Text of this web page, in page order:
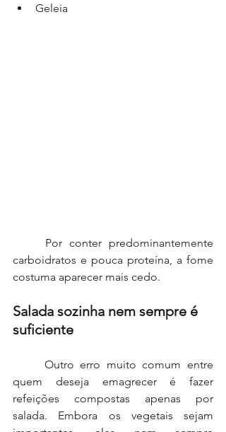
Geleia
carboidratos e pouca proteína, a fome
costuma aparecer mais cedo.
Salada sozinha nem sempre é
suficiente
quem deseja emagrecer é fazer
refeições compostas apenas por
salada. Embora os vegetais sejam